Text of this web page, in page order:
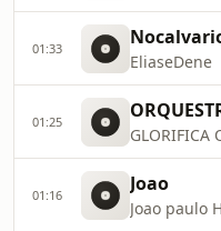
01:33
EliaseDene
01:25
GLORIFICA
01:16 Joao
Joao paulo